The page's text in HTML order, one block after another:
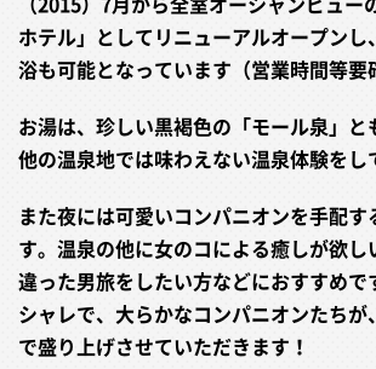
ホテル」としてリニューアルオープンし
浴も可能となっています（営業時間等要
お湯は、珍しい黒褐色の「モール泉」と
他の温泉地では味わえない温泉体験をし
また夜には可愛いコンパニオンを手配す
す。温泉の他に女のコによる癒しが欲
違った男旅をしたい方などにおすすめで
シャレで、大らかなコンパニオンたちが
で盛り上げさせていただきます！